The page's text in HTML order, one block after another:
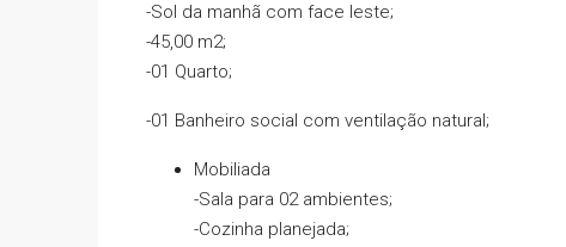
-Sol da manhã com face leste;
-45,00 m2;
-01 Quarto;
-01 Banheiro social com ventilação natural;
Mobiliada
-Sala para 02 ambientes;
-Cozinha planejada;